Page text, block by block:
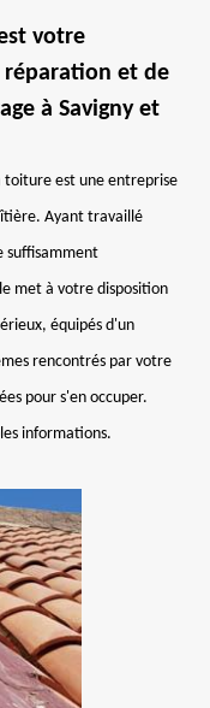
votre
et de
à Savigny et
toiture est une entreprise
Ayant travaillé
suffisamment
met à votre disposition
équipés d'un
rencontrés par votre
pour s'en occuper.
informations.